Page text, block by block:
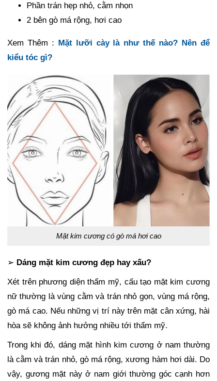
Phần trán hẹp nhỏ, cằm nhọn
2 bên gò má rộng, hơi cao
Xem Thêm : Mặt lưỡi cày là như thế nào? Nên để
kiểu tóc gì?
Mặt kim cương có gò má hơi cao
➢ Dáng mặt kim cương đẹp hay xấu?
Xét trên phương diện thẩm mỹ, cấu tạo mặt kim cương
nữ thường là vùng cằm và trán nhỏ gọn, vùng má rộng,
gò má cao. Nếu những vị trí này trên mặt cân xứng, hài
hòa sẽ không ảnh hưởng nhiều tới thẩm mỹ.
Trong khi đó, dáng mặt hình kim cương ở nam thường
là cằm và trán nhỏ, gò má rộng, xương hàm hơi dài. Do
vậy, gương mặt này ở nam giới thường góc cạnh hơn